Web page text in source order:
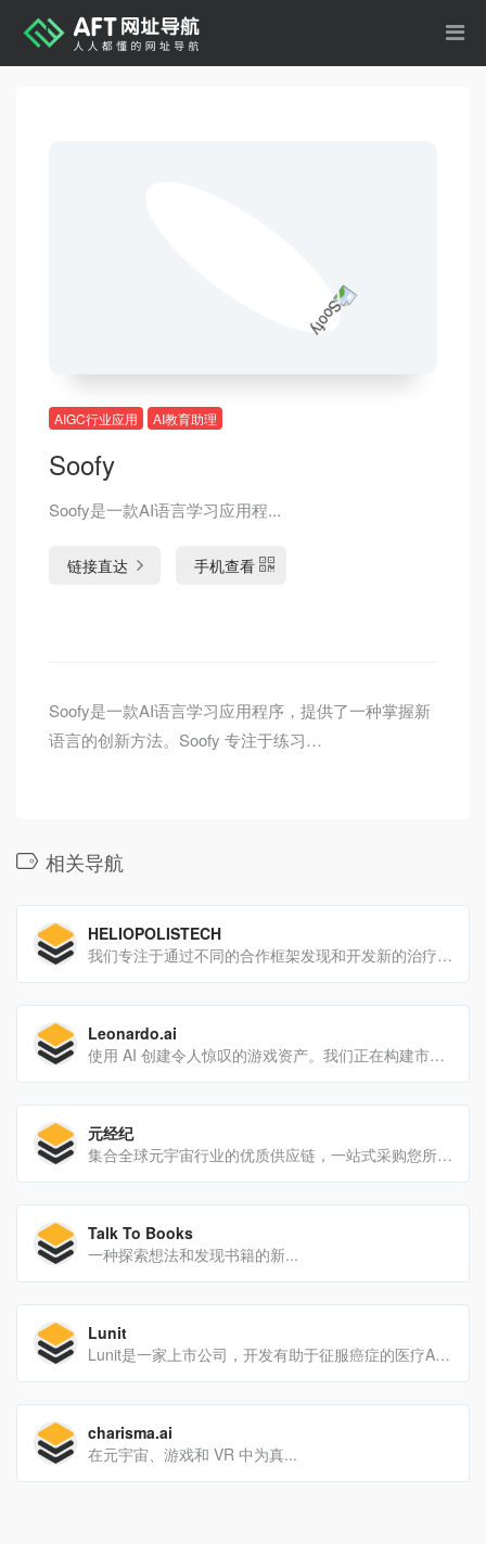
AIGC行业应用 AI教育助理
Soofy
Soofy是一款AI语言学习应用程...
链接直达 手机查看
Soofy是一款AI语言学习应用程序，提供了一种掌握新
语言的创新方法。Soofy 专注于练习…
相关导航
HELIOPOLISTECH
我们专注于通过不同的合作框架发现和开发新的治疗蛋白。
Leonardo.ai
使用 AI 创建令人惊叹的游戏资产。我们正在构建市场领先的功能，让您更好地控制您的后代
元经纪
集合全球元宇宙行业的优质供应链，一站式采购您所需要的元宇宙行业解决方案和产品。全网比价，为您筛选出最优性价比的供应商。
Talk To Books
一种探索想法和发现书籍的新...
Lunit
Lunit是一家上市公司，开发有助于征服癌症的医疗AI软件。对于癌症，生存通常取决于它被发现的早期程度，而Lunit的癌症筛查AI帮助医生更早地发现它。
charisma.ai
在元宇宙、游戏和 VR 中为真...